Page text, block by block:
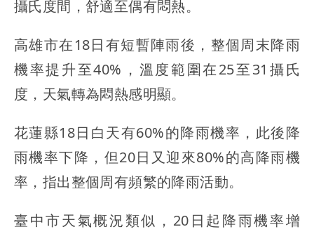
攝氏度間，舒適至偶有悶熱。
高雄市在18日有短暫陣雨後，整個周末降雨
機率提升至40%，溫度範圍在25至31攝氏
度，天氣轉為悶熱感明顯。
花蓮縣18日白天有60%的降雨機率，此後降
雨機率下降，但20日又迎來80%的高降雨機
率，指出整個周有頻繁的降雨活動。
臺中市天氣概況類似，20日起降雨機率增